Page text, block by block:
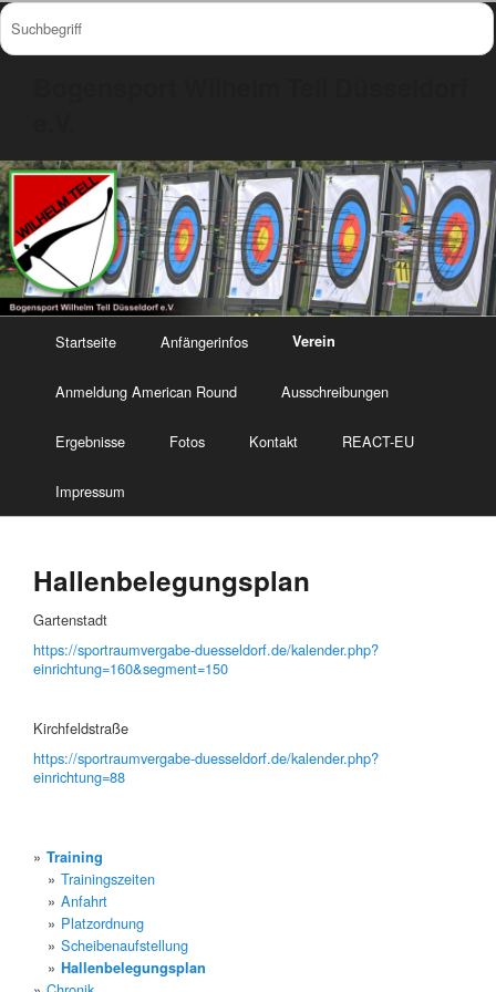
Startseite Anfängerinfos Verein
Anmeldung American Round Ausschreibungen
Ergebnisse Fotos Kontakt REACT-EU
Impressum
Hallenbelegungsplan
Gartenstadt
https://sportraumvergabe-duesseldorf.de/kalender.php?
einrichtung=160&segment=150
Kirchfeldstraße
https://sportraumvergabe-duesseldorf.de/kalender.php?
einrichtung=88
Training
Trainingszeiten
Anfahrt
Platzordnung
Scheibenaufstellung
Hallenbelegungsplan